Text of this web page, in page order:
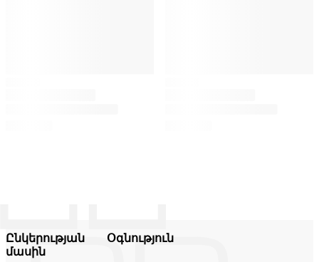
Ընկերության
մասին
Օգնություն